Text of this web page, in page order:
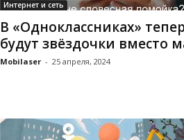
Интернет и сеть
В «Одноклассниках»
будут звёздочки вместо
Mobilaser - 25 апреля, 2024